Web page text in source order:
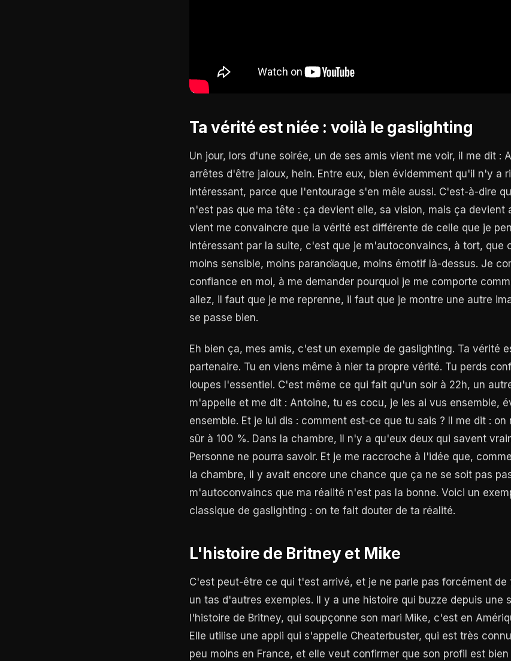
Ta vérité est niée : voilà le gaslighting
Un jour, lors d'une soirée, un de ses amis vient me voir, il me dit :
arrêtes d'être jaloux, hein. Entre eux, bien évidemment qu'il n'y a
intéressant, parce que l'entourage s'en mêle aussi. C'est-à-dire
n'est pas que ma tête : ça devient elle, sa vision, mais ça devient
vient me convaincre que la vérité est différente de celle que je
intéressant par la suite, c'est que je m'autoconvaincs, à tort, que
moins sensible, moins paranoïaque, moins émotif là-dessus. Je
confiance en moi, à me demander pourquoi je me comporte
allez, il faut que je me reprenne, il faut que je montre une autre
se passe bien.
Eh bien ça, mes amis, c'est un exemple de gaslighting. Ta vérité
partenaire. Tu en viens même à nier ta propre vérité. Tu perds
loupes l'essentiel. C'est même ce qui fait qu'un soir à 22h, un
m'appelle et me dit : Antoine, tu es cocu, je les ai vus ensemble,
ensemble. Et je lui dis : comment est-ce que tu sais ? Il me dit : on
sûr à 100 %. Dans la chambre, il n'y a qu'eux deux qui savent
Personne ne pourra savoir. Et je me raccroche à l'idée que,
la chambre, il y avait encore une chance que ça ne se soit pas
m'autoconvaincs que ma réalité n'est pas la bonne. Voici un
classique de gaslighting : on te fait douter de ta réalité.
L'histoire de Britney et Mike
C'est peut-être ce qui t'est arrivé, et je ne parle pas forcément
un tas d'autres exemples. Il y a une histoire qui buzze depuis une
l'histoire de Britney, qui soupçonne son mari Mike, c'est en
Elle utilise une appli qui s'appelle Cheaterbuster, qui est très
peu moins en France, et elle veut confirmer que son profil est